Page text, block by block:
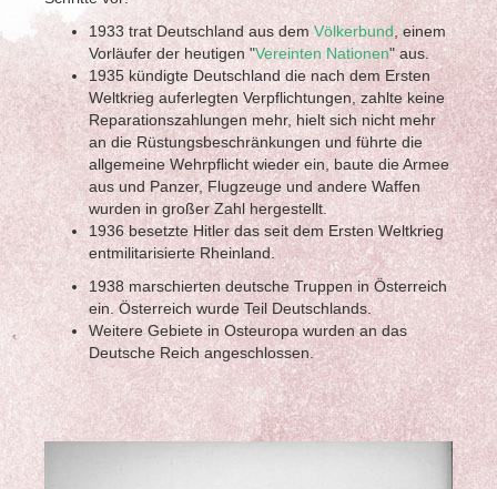
1933 trat Deutschland aus dem Völkerbund, einem
Vorläufer der heutigen "Vereinten Nationen" aus.
1935 kündigte Deutschland die nach dem Ersten
Weltkrieg auferlegten Verpflichtungen, zahlte keine
Reparationszahlungen mehr, hielt sich nicht mehr
an die Rüstungsbeschränkungen und führte die
allgemeine Wehrpflicht wieder ein, baute die Armee
aus und Panzer, Flugzeuge und andere Waffen
wurden in großer Zahl hergestellt.
1936 besetzte Hitler das seit dem Ersten Weltkrieg
entmilitarisierte Rheinland.
1938 marschierten deutsche Truppen in Österreich
ein. Österreich wurde Teil Deutschlands.
Weitere Gebiete in Osteuropa wurden an das
Deutsche Reich angeschlossen.